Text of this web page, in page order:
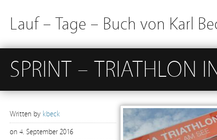
Lauf – Tage – Buch von Karl
SPRINT – TRIATHLON
Written by kbeck
on 4. September 2016